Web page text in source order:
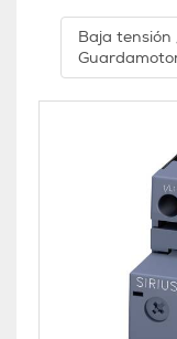
Baja tensión